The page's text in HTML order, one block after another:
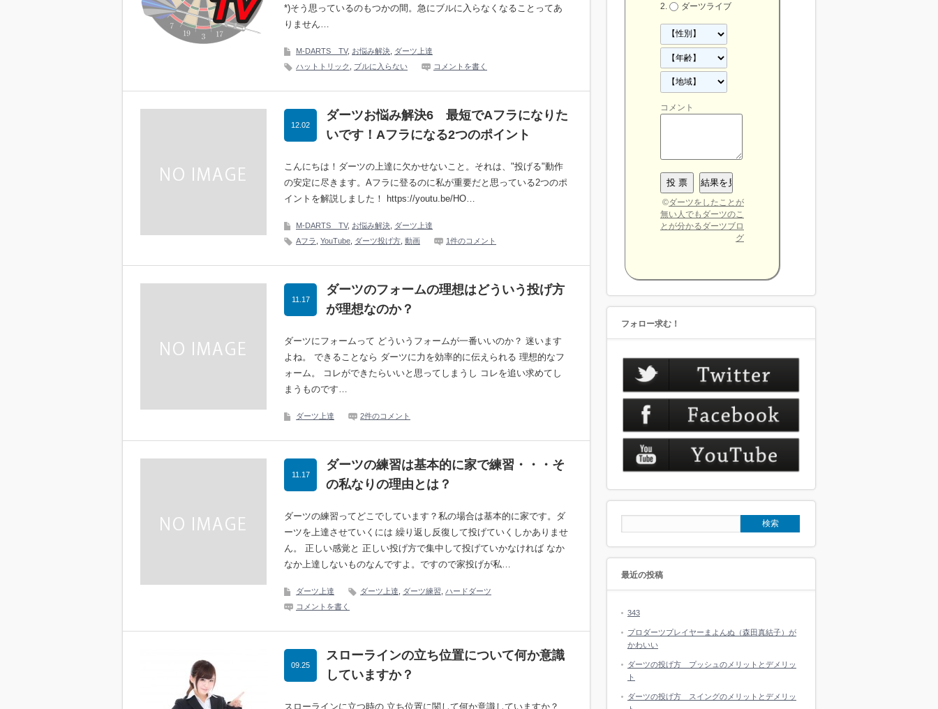
*)そう思っているのもつかの間。急にブルに入らなくなることってあ
りません…
M-DARTS TV, お悩み解決 ダーツ上達
ハットトリック
ブルに入らない コメントを書く
ダーツお悩み解決6 最短でAフラになりた
いです！Aフラになる2つのポイント
12.02
こんにちは！ダーツの上達に欠かせないこと。それは、"投げる"動作
の安定に尽きます。Aフラに登るのに私が重要だと思っている2つのポ
イントを解説しました！ https://youtu.be/HO…
M-DARTS TV, お悩み解決 ダーツ上達
Aフラ
YouTube ダーツ投げ方 動画 1件のコメント
ダーツのフォームの理想はどういう投げ方
が理想なのか？
11.17
ダーツにフォームって どういうフォームが一番いいのか？ 迷います
よね。 できることなら ダーツに力を効率的に伝えられる 理想的なフ
ォーム。 コレができたらいいと思ってしまうし コレを追い求めてし
まうものです…
ダーツ上達 2件のコメント
ダーツの練習は基本的に家で練習・・・そ
の私なりの理由とは？
11.17
ダーツの練習ってどこでしています？私の場合は基本的に家です。ダ
ーツを上達させていくには 繰り返し反復して投げていくしかありませ
ん。 正しい感覚と 正しい投げ方で集中して投げていかなければ なか
なか上達しないものなんですよ。ですので家投げが私…
ダーツ上達 ダーツ上達 ダーツ練習 ハードダーツ
コメントを書く
スローラインの立ち位置について何か意識
していますか？
09.25
スローラインに立つ時の 立ち位置に関して何か意識していますか？
ダーツライブ
コメント
©ダーツをしたことが
無い人でもダーツのこ
とが分かるダーツブロ
グ
フォロー求む！
最近の投稿
343
プロダーツプレイヤーまよんぬ（森田真結子）が
かわいい
ダーツの投げ方 プッシュのメリットとデメリッ
ト
ダーツの投げ方 スイングのメリットとデメリッ